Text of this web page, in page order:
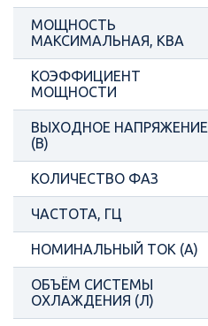
МОЩНОСТЬ
МАКСИМАЛЬНАЯ, КВА
КОЭФФИЦИЕНТ
МОЩНОСТИ
ВЫХОДНОЕ НАПРЯЖЕНИЕ
(В)
КОЛИЧЕСТВО ФАЗ
ЧАСТОТА, ГЦ
НОМИНАЛЬНЫЙ ТОК (А)
ОБЪЁМ СИСТЕМЫ
ОХЛАЖДЕНИЯ (Л)